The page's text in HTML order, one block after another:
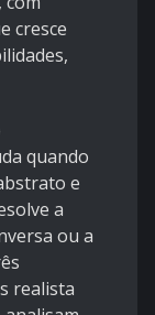
cresce
quando
e
a
ou a
realista